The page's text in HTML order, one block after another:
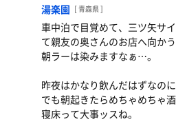
勝者の食べ物
これを味わったらいつもの
ヤッと洗体してぬる湯で下茹で
時間配分的に今日は4セット✨
①1枠1番(19時のロウリュ)
③1枠1番
④3枠5番(リラックスアウフグ
湯楽園 [ 青森県 ]
車中泊で目覚めて、三ツ矢サ
て親友の奥さんのお店へ向かう
朝ラーは染みますなぁ…。
昨夜はかなり飲んだはずなの
でも朝起きたらめちゃめちゃ酒
寝床って大事ッスね。